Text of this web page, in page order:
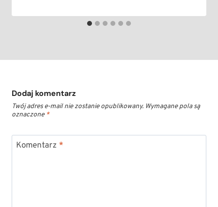
Dodaj komentarz
Twój adres e-mail nie zostanie opublikowany. Wymagane pola są
oznaczone *
Komentarz *